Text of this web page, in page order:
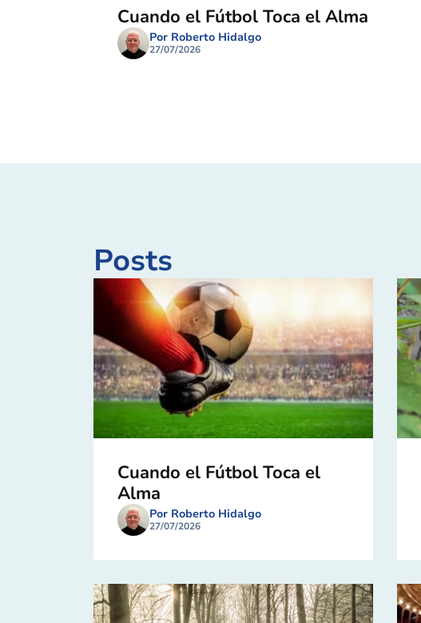
Cuando el Fútbol Toca el Alma
Por Roberto Hidalgo
27/07/2026
Posts
Cuando el Fútbol Toca el
Alma
Por Roberto Hidalgo
27/07/2026